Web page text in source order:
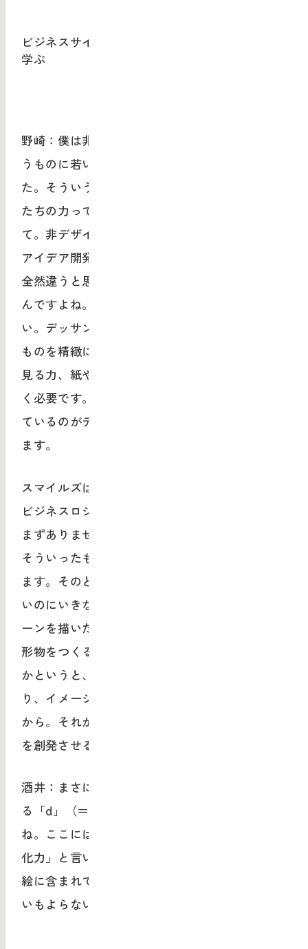
ビジネスサイドとデザインサイドの“ループ”を
学ぶ
野崎：僕は非デザイナーですが、デザインとい
うものに若い頃からずっと触れて生きてきまし
た。そういうなかで今、あらためてデザイナー
たちの力ってなんだろう？と考えることが多く
て。非デザイナーたちは、デザイナーの価値は
アイデア開発力だと思っているんだけど、実は
全然違うと思うんです。やっぱり絵を描く力な
んですよね。そして絵は観察力がないと描けな
い。デッサンはまさにそうだと思うのですが、
ものを精緻に捉える力が必要で、そのためには
見る力、紙やキャンバスに落とし込む力がすご
く必要です。そのことにアンテナを鋭敏に張っ
ているのがデザイナーや美大生の特徴だと思い
ます。
スマイルズは普通の会社とはちょっと違って、
ビジネスロジックからビジネスをつくることは
まずありません。ひとりの気づきとか原体験、
そういったものを“てこ”にして事業を生み出し
ます。そのとき、まだコンセプトも決まってな
いのにいきなりロゴをつくったり、ひとつのシ
ーンを描いたりと、なんらかの具象的な絵や造
形物をつくることから始めているんです。なぜ
かというと、絵は活字情報よりも多義性があ
り、イメージを膨らませやすいという力がある
から。それがプロジェクトメンバーのアイデア
を創発させるトリガーになります。
酒井：まさに、MAU bdpの概念図（下図）にあ
る「d」（＝デザインサイド）の構造と同じです
ね。ここには「表現力」とありますが、「具体
化力」と言い換えることができると思います。
絵に含まれている情報を使い、「統合力」で思
いもよらない結合や統合を起こしていく。